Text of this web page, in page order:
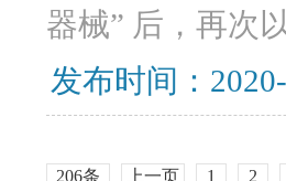
器械” 后，再次
发布时间：
206条 上一页 1 2